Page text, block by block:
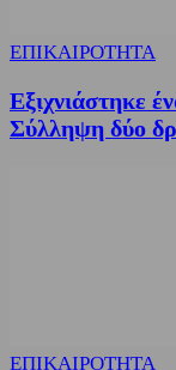
ΕΠΙΚΑΙΡΟΤΗΤΑ
Εξιχνιάστηκε
Σύλληψη δύο
ΕΠΙΚΑΙΡΟΤΗΤΑ